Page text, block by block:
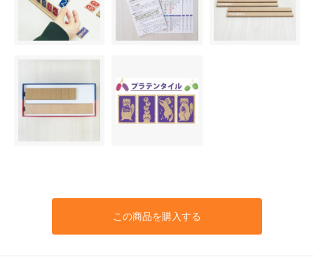
この商品を購入する